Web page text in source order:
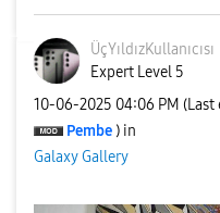
ÜçYıldızKullanıcısı
Expert Level 5
‎10-06-2025 04:06 PM (Last
Pembe ) in
Galaxy Gallery